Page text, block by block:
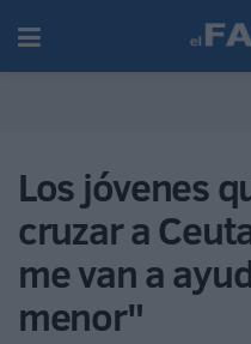
Los jóvenes
cruzar a
me van a
menor"